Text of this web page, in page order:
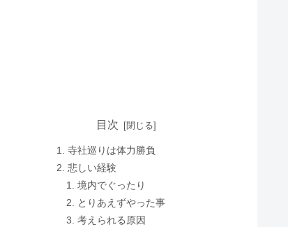
目次
寺社巡りは体力勝負
悲しい経験
境内でぐったり
とりあえずやった事
考えられる原因